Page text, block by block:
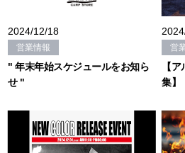
2024/12/18
営業情報
" 年末年始スケジュールをお知ら
せ "
営
【
集】